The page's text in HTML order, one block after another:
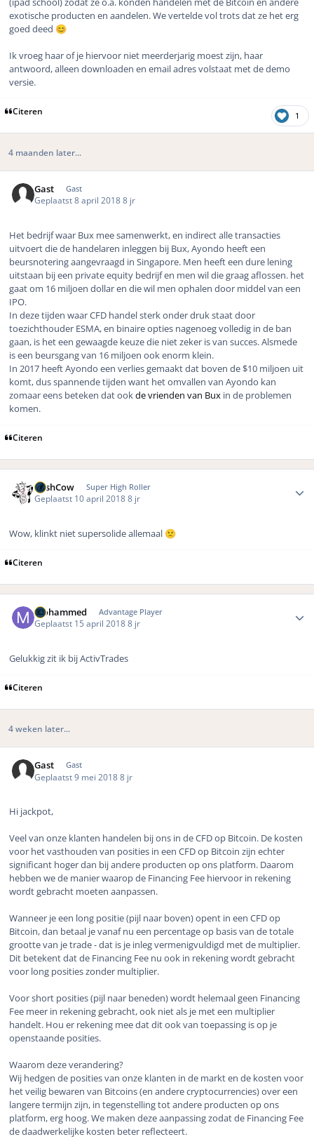
exotische producten en aandelen. We vertelde vol trots dat ze het erg
goed deed 😊
Ik vroeg haar of je hiervoor niet meerderjarig moest zijn, haar
antwoord, alleen downloaden en email adres volstaat met de demo
versie.
Citeren 1
4 maanden later...
Gast Gast
Geplaatst8 april 20188 jr
Het bedrijf waar Bux mee samenwerkt, en indirect alle transacties
uitvoert die de handelaren inleggen bij Bux, Ayondo heeft een
beursnotering aangevraagd in Singapore. Men heeft een dure lening
uitstaan bij een private equity bedrijf en men wil die graag aflossen. het
gaat om 16 miljoen dollar en die wil men ophalen door middel van een
IPO.
In deze tijden waar CFD handel sterk onder druk staat door
toezichthouder ESMA, en binaire opties nagenoeg volledig in de ban
gaan, is het een gewaagde keuze die niet zeker is van succes. Alsmede
is een beursgang van 16 miljoen ook enorm klein.
In 2017 heeft Ayondo een verlies gemaakt dat boven de $10 miljoen uit
komt, dus spannende tijden want het omvallen van Ayondo kan
zomaar eens beteken dat ookde vrienden van Bux in de problemen
komen.
Citeren
CashCow Super High Roller
Geplaatst 10 april 20188 jr
Wow, klinkt niet supersolide allemaal 🙁
Citeren
Mohammed Advantage Player
Geplaatst 15 april 20188 jr
Gelukkig zit ik bij ActivTrades
Citeren
4 weken later...
Gast Gast
Geplaatst9 mei 20188 jr
Hi jackpot,
Veel van onze klanten handelen bij ons in de CFD op Bitcoin. De kosten
voor het vasthouden van posities in een CFD op Bitcoin zijn echter
significant hoger dan bij andere producten op ons platform. Daarom
hebben we de manier waarop de Financing Fee hiervoor in rekening
wordt gebracht moeten aanpassen.
Wanneer je een long positie (pijl naar boven) opent in een CFD op
Bitcoin, dan betaal je vanaf nu een percentage op basis van de totale
grootte van je trade - dat is je inleg vermenigvuldigd met de multiplier.
Dit betekent dat de Financing Fee nu ook in rekening wordt gebracht
voor long posities zonder multiplier.
Voor short posities (pijl naar beneden) wordt helemaal geen Financing
Fee meer in rekening gebracht, ook niet als je met een multiplier
handelt. Hou er rekening mee dat dit ook van toepassing is op je
openstaande posities.
Waarom deze verandering?
Wij hedgen de posities van onze klanten in de markt en de kosten voor
het veilig bewaren van Bitcoins (en andere cryptocurrencies) over een
langere termijn zijn, in tegenstelling tot andere producten op ons
platform, erg hoog. We maken deze aanpassing zodat de Financing Fee
de daadwerkelijke kosten beter reflecteert.